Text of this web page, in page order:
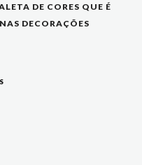
DE CORES QUE É
DECORAÇÕES